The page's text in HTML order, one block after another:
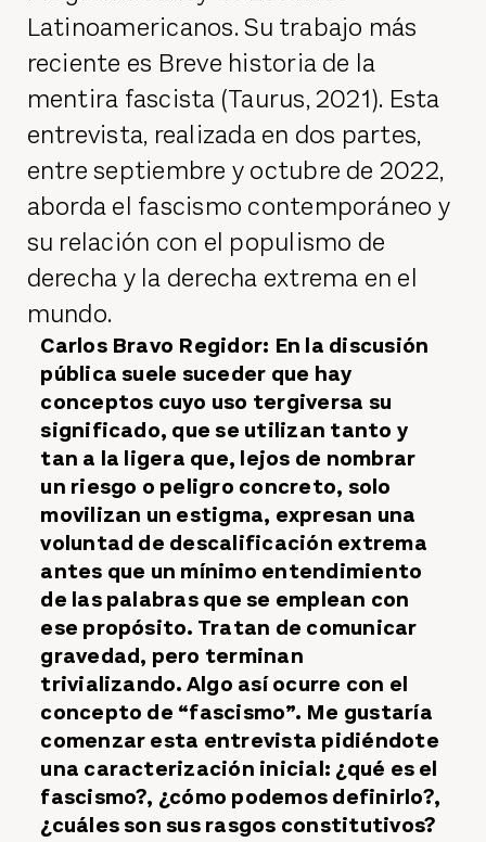
Latinoamericanos. Su trabajo más
reciente es Breve historia de la
mentira fascista (Taurus, 2021). Esta
entrevista, realizada en dos partes,
entre septiembre y octubre de 2022,
aborda el fascismo contemporáneo y
su relación con el populismo de
derecha y la derecha extrema en el
mundo.
Carlos Bravo Regidor: En la discusión
pública suele suceder que hay
conceptos cuyo uso tergiversa su
significado, que se utilizan tanto y
tan a la ligera que, lejos de nombrar
un riesgo o peligro concreto, solo
movilizan un estigma, expresan una
voluntad de descalificación extrema
antes que un mínimo entendimiento
de las palabras que se emplean con
ese propósito. Tratan de comunicar
gravedad, pero terminan
trivializando. Algo así ocurre con el
concepto de “fascismo”. Me gustaría
comenzar esta entrevista pidiéndote
una caracterización inicial: ¿qué es el
fascismo?, ¿cómo podemos definirlo?,
¿cuáles son sus rasgos constitutivos?